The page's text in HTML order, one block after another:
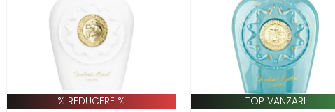
% REDUCERE % TOP VANZARI